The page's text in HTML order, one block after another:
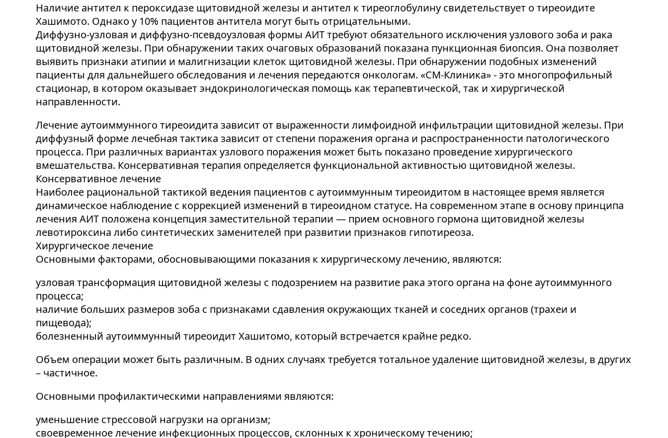
Наличие антител к пероксидазе щитовидной железы и антител к тиреоглобулину свидетельствует о тиреоидите
Хашимото. Однако у 10% пациентов антитела могут быть отрицательными.
Диффузно-узловая и диффузно-псевдоузловая формы АИТ требуют обязательного исключения узлового зоба и рака
щитовидной железы. При обнаружении таких очаговых образований показана пункционная биопсия. Она позволяет
выявить признаки атипии и малигнизации клеток щитовидной железы. При обнаружении подобных изменений
пациенты для дальнейшего обследования и лечения передаются онкологам. «СМ-Клиника» - это многопрофильный
стационар, в котором оказывает эндокринологическая помощь как терапевтической, так и хирургической
направленности.
Лечение аутоиммунного тиреоидита зависит от выраженности лимфоидной инфильтрации щитовидной железы. При
диффузный форме лечебная тактика зависит от степени поражения органа и распространенности патологического
процесса. При различных вариантах узлового поражения может быть показано проведение хирургического
вмешательства. Консервативная терапия определяется функциональной активностью щитовидной железы.
Консервативное лечение
Наиболее рациональной тактикой ведения пациентов с аутоиммунным тиреоидитом в настоящее время является
динамическое наблюдение с коррекцией изменений в тиреоидном статусе. На современном этапе в основу принципа
лечения АИТ положена концепция заместительной терапии — прием основного гормона щитовидной железы
левотироксина либо синтетических заменителей при развитии признаков гипотиреоза.
Хирургическое лечение
Основными факторами, обосновывающими показания к хирургическому лечению, являются:
узловая трансформация щитовидной железы с подозрением на развитие рака этого органа на фоне аутоиммунного
процесса;
наличие больших размеров зоба с признаками сдавления окружающих тканей и соседних органов (трахеи и
пищевода);
болезненный аутоиммунный тиреоидит Хашитомо, который встречается крайне редко.
Объем операции может быть различным. В одних случаях требуется тотальное удаление щитовидной железы, в других
– частичное.
Основными профилактическими направлениями являются:
уменьшение стрессовой нагрузки на организм;
своевременное лечение инфекционных процессов, склонных к хроническому течению;